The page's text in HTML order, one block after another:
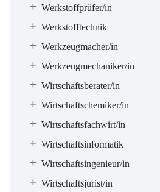
Werkstoffprüfer/in
Werkstofftechnik
Werkzeugmacher/in
Werkzeugmechaniker/in
Wirtschaftsberater/in
Wirtschaftschemiker/in
Wirtschaftsfachwirt/in
Wirtschaftsinformatik
Wirtschaftsingenieur/in
Wirtschaftsjurist/in